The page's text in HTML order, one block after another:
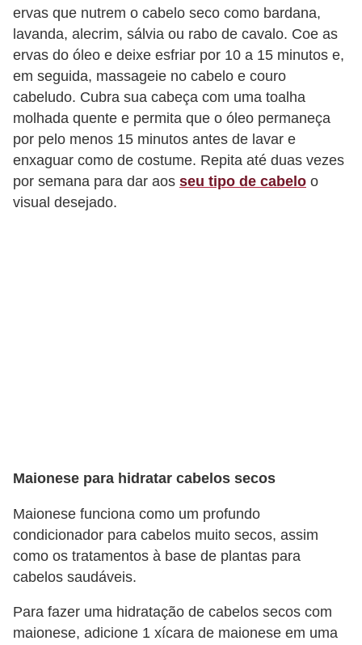
ervas que nutrem o cabelo seco como bardana,
lavanda, alecrim, sálvia ou rabo de cavalo. Coe as
ervas do óleo e deixe esfriar por 10 a 15 minutos e,
em seguida, massageie no cabelo e couro
cabeludo. Cubra sua cabeça com uma toalha
molhada quente e permita que o óleo permaneça
por pelo menos 15 minutos antes de lavar e
enxaguar como de costume. Repita até duas vezes
por semana para dar aos seu tipo de cabelo o
visual desejado.
Maionese para hidratar cabelos secos
Maionese funciona como um profundo
condicionador para cabelos muito secos, assim
como os tratamentos à base de plantas para
cabelos saudáveis.
Para fazer uma hidratação de cabelos secos com
maionese, adicione 1 xícara de maionese em uma
s
u
l
i
n
a
P
s
a
c
l